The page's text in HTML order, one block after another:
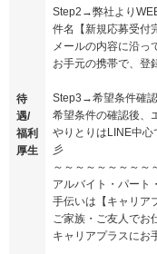
待
遇/
福利
厚生
Step2→弊社より
件名【新規応募受付
メールの内容に沿っ
お手元の携帯で、登
Step3→希望条件確認
希望条件の確認後、
やりとりはLINE中
彡
～～～～～～～～～
アルバイト・パート
手伝いは【キャリア
ご家族・ご友人でお
キャリアプラスにお